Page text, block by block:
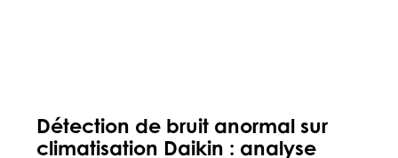
Détection de bruit anormal sur
climatisation Daikin : analyse